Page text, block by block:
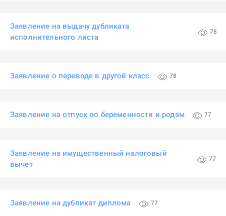
Заявление на выдачу дубликата
исполнительного листа
78
Заявление о переводе в другой класс 78
Заявление на отпуск по беременности и родам 77
Заявление на имущественный налоговый
вычет
77
Заявление на дубликат диплома 77